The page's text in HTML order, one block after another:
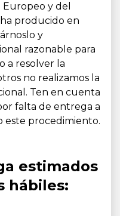
y del
producido en
y
razonable para
a resolver la
no realizamos la
Ten en cuenta
falta de entrega a
este procedimiento.
estimados
hábiles: